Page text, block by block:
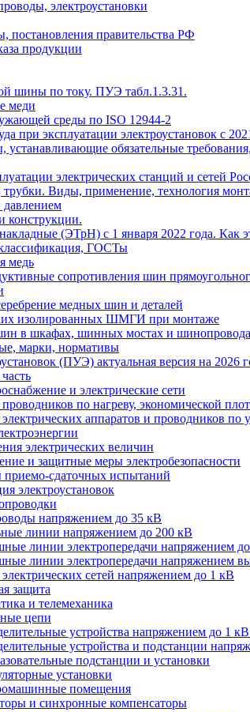
электроустановки
постановления правительства РФ
продукции
шины по току. ПУЭ табл.1.3.31.
меди
среды по ISO 12944-2
при эксплуатации электроустановок с
обязательные
электрических станций и сетей
трубки. Виды, применение, технология
давлением
конструкции.
(ЭТрН) с 1 января 2022 года. Как
ГОСТы
медь
сопротивления шин
медных шин и деталей
изолированных ШМГИ при монтаже
в шкафах, шинных мостах и
марки, нормативы
(ПУЭ) актуальная версия на 2026
и электрические сети
по нагреву, экономической
аппаратов и проводников по
электрических величин
и защитные меры электробезопасности
сдаточных испытаний
электроустановок
напряжением до 35 кВ
линии напряжением до 200 кВ
линии электропередачи напряжением
линии электропередачи напряжением
сетей напряжением до 1 кВ
защита
и телемеханика
цепи
устройства напряжением до 1
устройства и подстанции
подстанции и установки
установки
помещения
и синхронные компенсаторы